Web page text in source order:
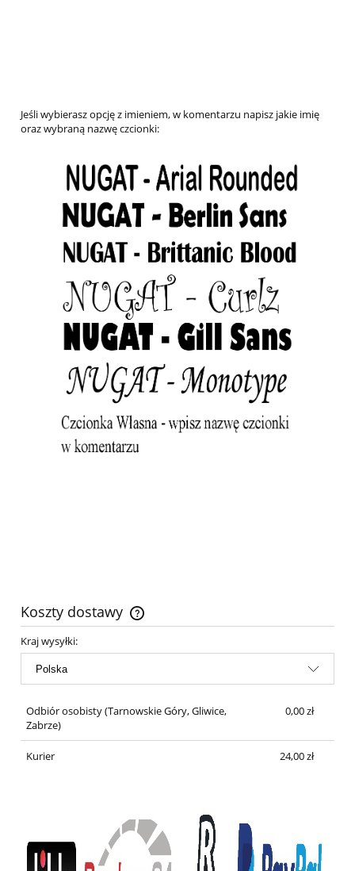
Jeśli wybierasz opcję z imieniem, w komentarzu napisz jakie imię
oraz wybraną nazwę czcionki:
Koszty dostawy
Cena nie zawiera ewentualnych kosztów płatności
Kraj wysyłki:
Odbiór osobisty(Tarnowskie Góry, Gliwice,
Zabrze)
0,00 zł
Kurier 24,00 zł